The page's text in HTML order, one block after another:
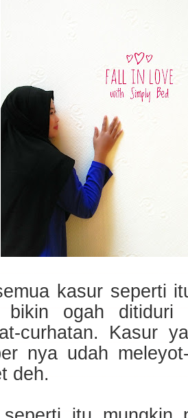
kasur seperti
bikin ogah ditiduri
curhatan. Kasur
nya udah
deh.